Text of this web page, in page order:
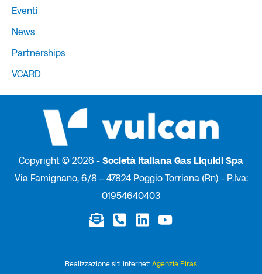
Eventi
News
Partnerships
VCARD
Copyright © 2026 - Società Italiana Gas Liquidi Spa
Via Famignano, 6/8 – 47824 Poggio Torriana (Rn) - P.Iva:
01954640403
Realizzazione siti internet: Agenzia Piras